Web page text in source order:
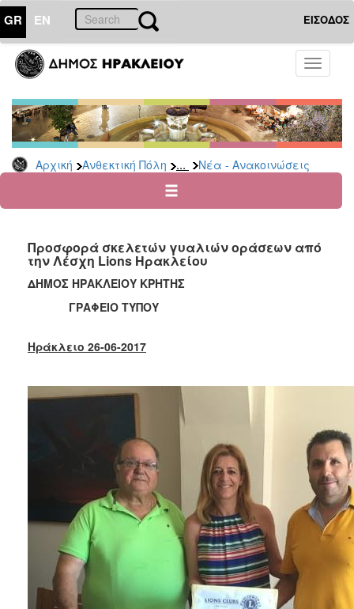
GR EN ΕΙΣΟΔΟΣ
Toggle
Αρχική Ανθεκτική Πόλη ... Νέα - Ανακοινώσεις
ΑΝΘΕΚΤΙΚΗ
ΠΟΛΗ
Κοινωνική
Πολιτική
Νέα
Ανακοινώσεις
για
Οικονομική
Αδυναμία
Φυσικές
Κέντρα
(Κ.Α.Π.Η.)
Δημιουργικής
Απασχόλησης
Κέντρα
Ημερήσιας
Φροντίδας
Ηλικιωμένων
(Κ.Η.Φ.Η.)
Κ.Δ.Α.Π.Α.μεΑ.
Προσφορά σκελετών γυαλιών οράσεων από
την Λέσχη Lions Ηρακλείου
ΔΗΜΟΣ ΗΡΑΚΛΕΙΟΥ ΚΡΗΤΗΣ
ΓΡΑΦΕΙΟ ΤΥΠΟΥ
Ηράκλειο 26-06-2017